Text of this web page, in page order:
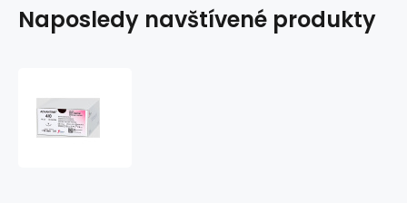
Naposledy navštívené produkty